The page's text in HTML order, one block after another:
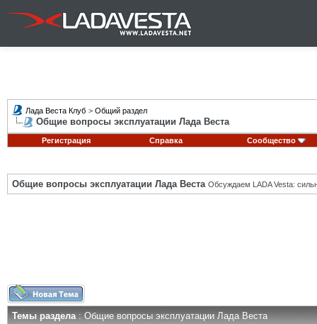
Лада Веста Клуб > Общий раздел
Общие вопросы эксплуатации Лада Веста
Регистрация Справка Сообщество
Общие вопросы эксплуатации Лада Веста Обсуждаем LADA Vesta:
Темы раздела: Общие вопросы эксплуатации Лада Веста